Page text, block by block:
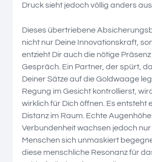
Druck sieht jedoch völlig anders aus.
Dieses übertriebene
nicht nur Deine Innovationskraft,
entzieht Dir auch die nötige
Gespräch. Ein Partner, der spürt,
Deiner Sätze auf die Goldwaage
Regung im Gesicht kontrollierst,
wirklich für Dich öffnen. Es entsteht
Distanz im Raum. Echte
Verbundenheit wachsen jedoch nur
Menschen sich unmaskiert
diese menschliche Resonanz für